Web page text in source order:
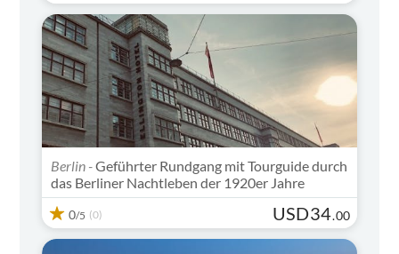
Berlin -Geführter Rundgang mit Tourguide durch
das Berliner Nachtleben der 1920er Jahre
0/5 (0) USD34.00